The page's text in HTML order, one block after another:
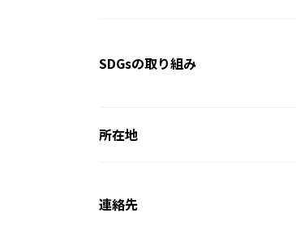
SDGsの取り組み
所在地
連絡先